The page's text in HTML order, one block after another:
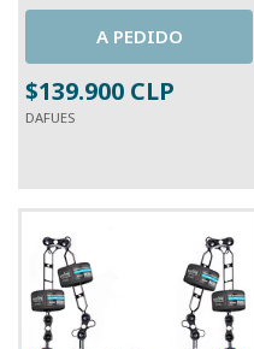
A PEDIDO
$139.900 CLP
DAFUES